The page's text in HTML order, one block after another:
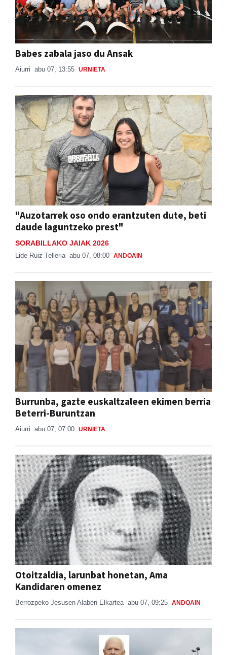
Babes zabala jaso du Ansak
Aiurri abu 07, 13:55 URNIETA
"Auzotarrek oso ondo erantzuten dute, beti
daude laguntzeko prest"
SORABILLAKO JAIAK 2026
Lide Ruiz Telleria abu 07, 08:00 ANDOAIN
Burrunba, gazte euskaltzaleen ekimen berria
Beterri-Buruntzan
Aiurri abu 07, 07:00 URNIETA
Otoitzaldia, larunbat honetan, Ama
Kandidaren omenez
Berrozpeko Jesusen Alaben Elkartea abu 07, 09:25 ANDOAIN